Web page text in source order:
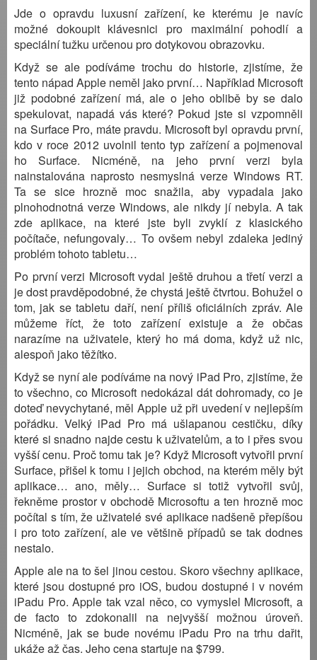
Jde o opravdu luxusní zařízení, ke kterému je navíc
možné dokoupit klávesnici pro maximální pohodlí a
speciální tužku určenou pro dotykovou obrazovku.
Když se ale podíváme trochu do historie, zjistíme, že
tento nápad Apple neměl jako první… Například Microsoft
již podobné zařízení má, ale o jeho oblibě by se dalo
spekulovat, napadá vás které? Pokud jste si vzpomněli
na Surface Pro, máte pravdu. Microsoft byl opravdu první,
kdo v roce 2012 uvolnil tento typ zařízení a pojmenoval
ho Surface. Nicméně, na jeho první verzi byla
nainstalována naprosto nesmyslná verze Windows RT.
Ta se sice hrozně moc snažila, aby vypadala jako
plnohodnotná verze Windows, ale nikdy jí nebyla. A tak
zde aplikace, na které jste byli zvyklí z klasického
počítače, nefungovaly… To ovšem nebyl zdaleka jediný
problém tohoto tabletu…
Po první verzi Microsoft vydal ještě druhou a třetí verzi a
je dost pravděpodobné, že chystá ještě čtvrtou. Bohužel o
tom, jak se tabletu daří, není příliš oficiálních zpráv. Ale
můžeme říct, že toto zařízení existuje a že občas
narazíme na uživatele, který ho má doma, když už nic,
alespoň jako těžítko.
Když se nyní ale podíváme na nový iPad Pro, zjistíme, že
to všechno, co Microsoft nedokázal dát dohromady, co je
doteď nevychytané, měl Apple už při uvedení v nejlepším
pořádku. Velký iPad Pro má ušlapanou cestičku, díky
které si snadno najde cestu k uživatelům, a to i přes svou
vyšší cenu. Proč tomu tak je? Když Microsoft vytvořil první
Surface, přišel k tomu i jejich obchod, na kterém měly být
aplikace… ano, měly… Surface si totiž vytvořil svůj,
řekněme prostor v obchodě Microsoftu a ten hrozně moc
počítal s tím, že uživatelé své aplikace nadšeně přepíšou
i pro toto zařízení, ale ve většině případů se tak dodnes
nestalo.
Apple ale na to šel jinou cestou. Skoro všechny aplikace,
které jsou dostupné pro iOS, budou dostupné i v novém
iPadu Pro. Apple tak vzal něco, co vymyslel Microsoft, a
de facto to zdokonalil na nejvyšší možnou úroveň.
Nicméně, jak se bude novému iPadu Pro na trhu dařit,
ukáže až čas. Jeho cena startuje na $799.